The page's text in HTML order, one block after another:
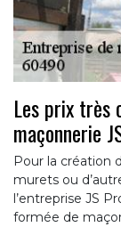
Les prix très
maçonnerie
Pour la création
murets ou
l’entreprise JS
formée de